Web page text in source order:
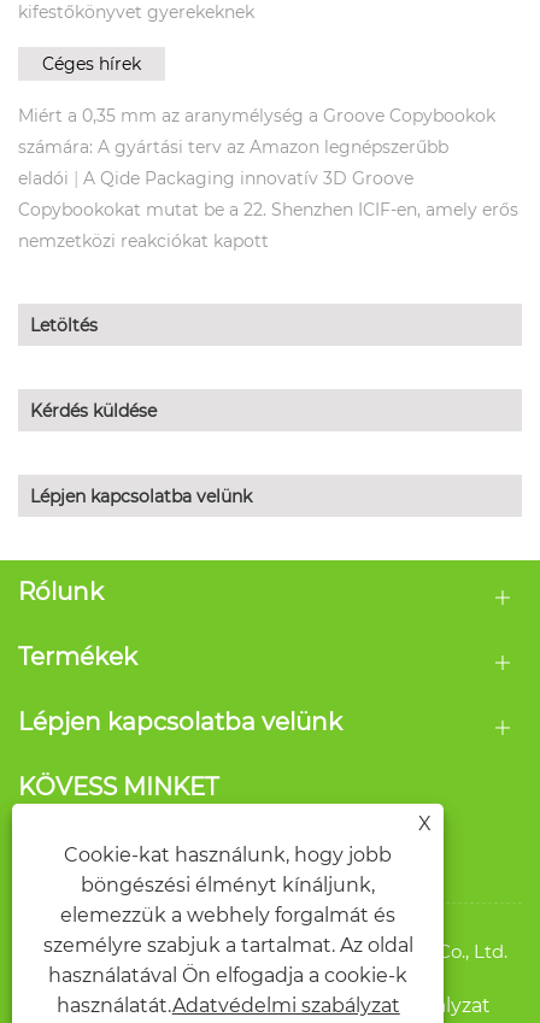
kifestőkönyvet gyerekeknek
Céges hírek
Miért a 0,35 mm az aranymélység a Groove Copybookok
számára: A gyártási terv az Amazon legnépszerűbb
eladói | A Qide Packaging innovatív 3D Groove
Copybookokat mutat be a 22. Shenzhen ICIF-en, amely erős
nemzetközi reakciókat kapott
Letöltés
Kérdés küldése
Lépjen kapcsolatba velünk
Rólunk
Termékek
Lépjen kapcsolatba velünk
KÖVESS MINKET
Copyright © 2026 Wenzhou Qide Packaging Co., Ltd.
Minden jog fenntartva.
LinksSitemapRSSXMLAdatvédelmi szabályzat
X
Cookie-kat használunk, hogy jobb
böngészési élményt kínáljunk,
elemezzük a webhely forgalmát és
személyre szabjuk a tartalmat. Az oldal
használatával Ön elfogadja a cookie-k
használatát.Adatvédelmi szabályzat